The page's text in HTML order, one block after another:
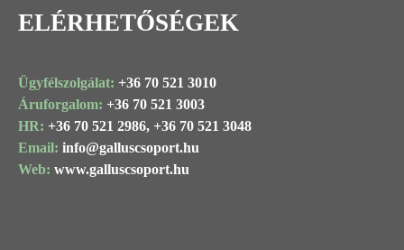
ELÉRHETŐSÉGEK
Ügyfélszolgálat: +36 70 521 3010
Áruforgalom: +36 70 521 3003
HR: +36 70 521 2986, +36 70 521 3048
Email: info@galluscsoport.hu
Web: www.galluscsoport.hu